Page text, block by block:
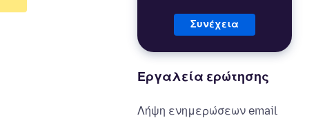
Συνέχεια
Εργαλεία ερώτησης
Λήψη ενημερώσεων email